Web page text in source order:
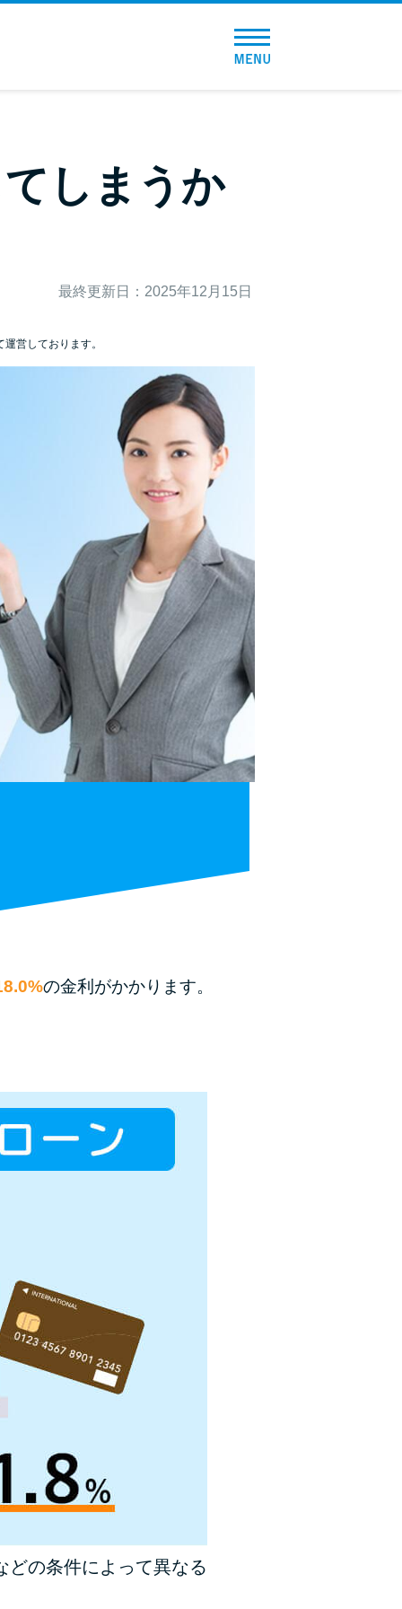
総合人気ランキング
とにかくすぐ借りたい方向け
審査が不安な方向け
利なコンテンツ
カードローン診断
カードローンQ&A
リボ払いをそのまま払いきると損！
カードローンの見直しで40万円得した話
最速！最短40分で借りられるカードローン
特集ページ一覧
類や特徴で探す
銀行カードローンを選ぶべき4つの理由
無利息期間を利用して利息0円でお金を借りる3
をおすすめしない理由
質屋でお金を借りるには？年利やシステムをカ
学生がお金を借りる方法は？親へのバレにくさ
や将来への影響を解説
ソフト闇金とは？悪質な手口には要注意！
090金融（闇金）からお金を借りてはいけない
申し込みブラックとは?判断の目安や審査に通
らない理由
準と工面法
しまうか
最終更新日：2025年12月15日
営しております。
の金利がかかります。
どの条件によって異なる